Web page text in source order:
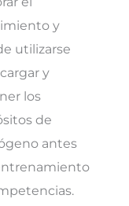
y
utilizarse
y
los
de
antes